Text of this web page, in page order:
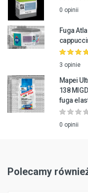
0 opinii
Fuga
3 opinie
Mapei
138
fuga
0 opinii
Polecamy